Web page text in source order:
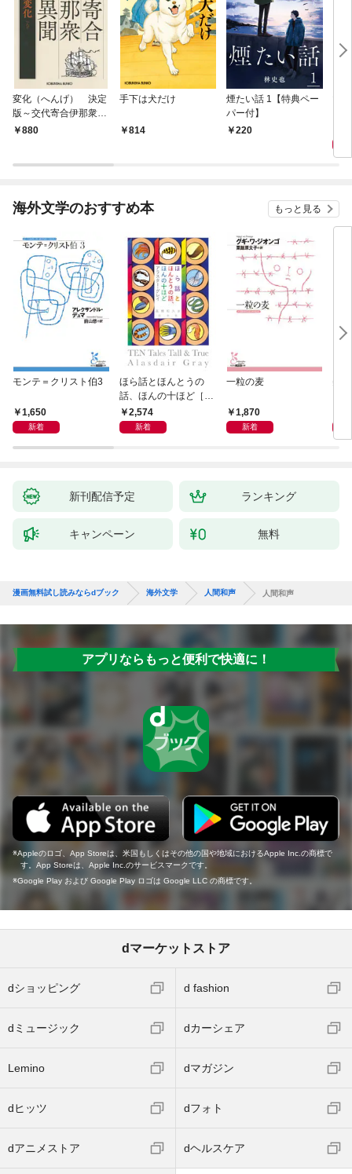
変化（へんげ） 決定
版～交代寄合伊那衆異
聞（1）～
880
手下は犬だけ
814
煙たい話 1【特典ペー
パー付】
220
海外文学のおすすめ本 もっと見る
モンテ＝クリスト伯3
1,650
新着
ほら話とほんとうの
話、ほんの十ほど［新
装版］
2,574
新着
一粒の麦
1,870
新着
美
新刊配信予定 ランキング
キャンペーン 無料
漫画無料試し読みならdブック 海外文学 人間和声 人間和声
アプリならもっと便利で快適に！
Appleのロゴ、App Storeは、米国もしくはその他の国や地域におけるApple Inc.の商標で
す。App Storeは、Apple Inc.のサービスマークです。
Google Play および Google Play ロゴは Google LLC の商標です。
dマーケットストア
dショッピング d fashion
dミュージック dカーシェア
Lemino dマガジン
dヒッツ dフォト
dアニメストア dヘルスケア